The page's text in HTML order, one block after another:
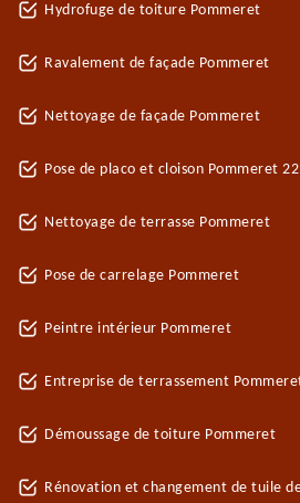
Hydrofuge de toiture Pommeret
Ravalement de façade Pommeret
Nettoyage de façade Pommeret
Pose de placo et cloison Pommeret
Nettoyage de terrasse Pommeret
Pose de carrelage Pommeret
Peintre intérieur Pommeret
Entreprise de terrassement
Démoussage de toiture Pommeret
Rénovation et changement de tuile